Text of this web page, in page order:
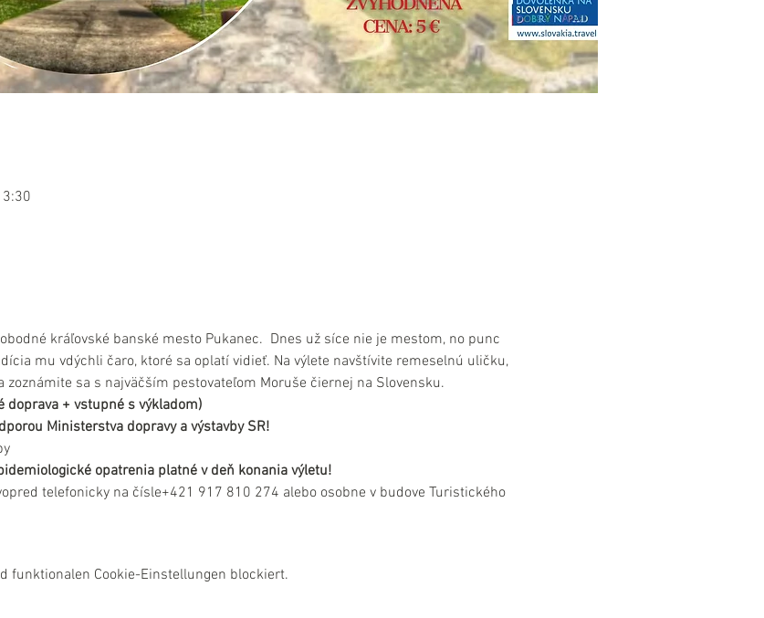
kráľovské banské mesto Pukanec.  Dnes už síce nie je mestom, no punc
mu vdýchli čaro, ktoré sa oplatí vidieť. Na výlete navštívite remeselnú uličku,
zoznámite sa s najväčším pestovateľom Moruše čiernej na Slovensku.
doprava + vstupné s výkladom)
Ministerstva dopravy a výstavby SR!
opatrenia platné v deň konania výletu!
telefonicky na čísle+421 917 810 274 alebo osobne v budove Turistického
funktionalen Cookie-Einstellungen blockiert.